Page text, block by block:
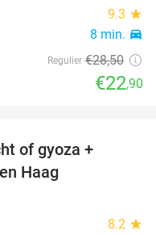
9.3 star
8 min. directions_car
Regulier €28,50
€22,90
of gyoza +
Haag
8.2 star